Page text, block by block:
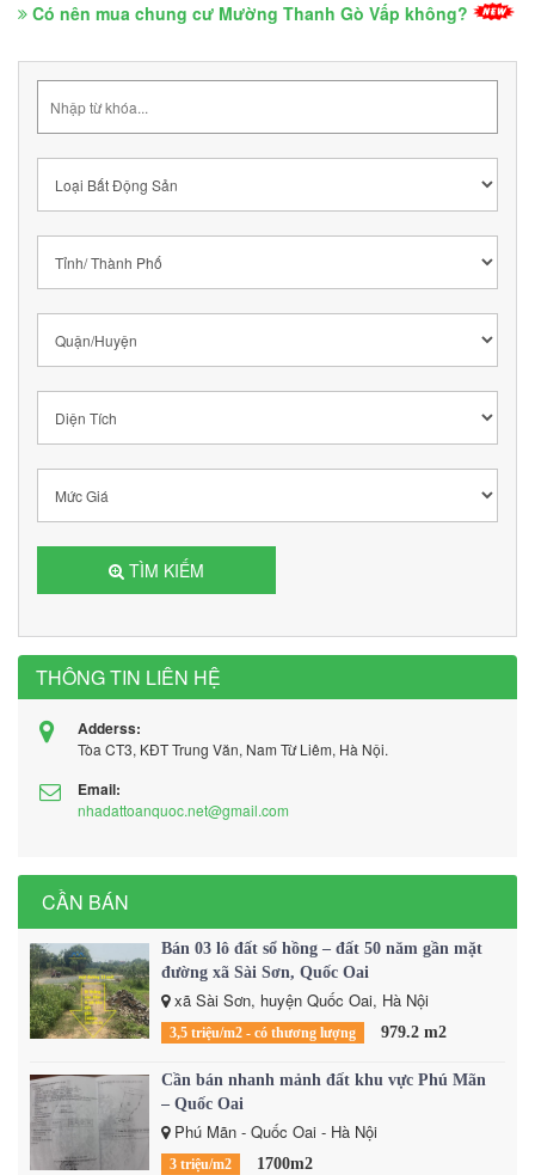
Có nên mua chung cư Mường Thanh Gò Vấp không?
TÌM KIẾM
THÔNG TIN LIÊN HỆ
Adderss:
Tòa CT3, KĐT Trung Văn, Nam Từ Liêm, Hà Nội.
Email:
nhadattoanquoc.net@gmail.com
CẦN BÁN
Bán 03 lô đất sổ hồng – đất 50 năm gần mặt
đường xã Sài Sơn, Quốc Oai
xã Sài Sơn, huyện Quốc Oai, Hà Nội
3,5 triệu/m2 - có thương lượng 979.2 m2
Cần bán nhanh mảnh đất khu vực Phú Mãn
– Quốc Oai
Phú Mãn - Quốc Oai - Hà Nội
3 triệu/m2 1700m2